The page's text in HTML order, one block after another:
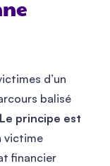
d’un
balisé
Le principe est
victime
financier